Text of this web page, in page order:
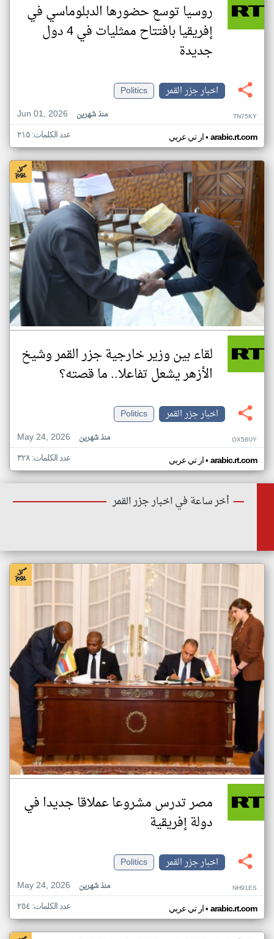
روسيا توسع حضورها الدبلوماسي في
إفريقيا بافتتاح ممثليات في 4 دول
جديدة
اخبار جزر القمر
Politics
Jun 01, 2026
منذ شهرين TN75KY
ار تي عربي• arabic.rt.com عدد الكلمات: ٢١٥
لقاء بين وزير خارجية جزر القمر وشيخ
الأزهر يشعل تفاعلا.. ما قصته؟
اخبار جزر القمر
Politics
May 24, 2026
منذ شهرين OX58UY
ار تي عربي• arabic.rt.com عدد الكلمات: ٣٢٨
أخر ساعة في اخبار جزر القمر
مصر تدرس مشروعا عملاقا جديدا في
دولة إفريقية
اخبار جزر القمر
Politics
May 24, 2026
منذ شهرين NH91ES
ار تي عربي• arabic.rt.com عدد الكلمات: ٢٥٤